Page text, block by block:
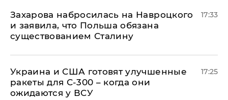
​Захарова набросилась на Навроцкого
и заявила, что Польша обязана
существованием Сталину
17:33
Украина и США готовят улучшенные
ракеты для С-300 – когда они
ожидаются у ВСУ
17:25